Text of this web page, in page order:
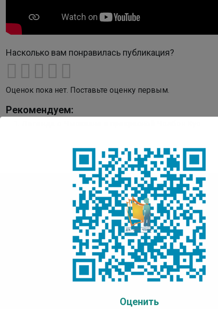
Насколько вам понравилась публикация?
Оценок пока нет. Поставьте оценку первым.
Рекомендуем:
Детская Точка Кипения
IT Park Yakutsk, проспект Ленина, д. 1, 3 этаж
с 10:00 до 18:00 ч.
Вторник – пятница:с 10:00 до 17:00 ч.
Оценить